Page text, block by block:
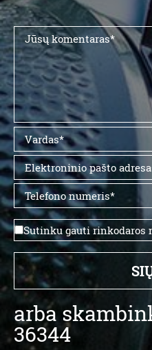
Sutinku gauti rinkodaros
arba
36344